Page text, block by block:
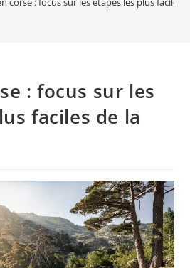
: focus sur les
faciles de la